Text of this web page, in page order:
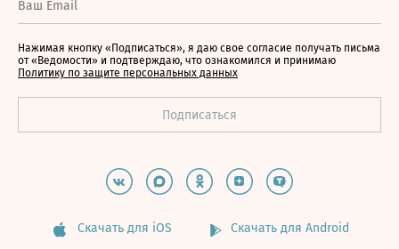
Нажимая кнопку «Подписаться», я даю свое согласие получать письма
от «Ведомости» и подтверждаю, что ознакомился и принимаю
Политику по защите персональных данных
Скачать для iOS Скачать для Android